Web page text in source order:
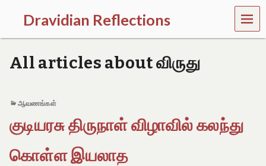
Dravidian Reflections
P
a
s
P
r
e
s
n
MEN
U
All articles about விருது
ஆவணங்கள்
குடியரசு திருநாள் விழாவில் கலந்து
கொள்ள இயலாத